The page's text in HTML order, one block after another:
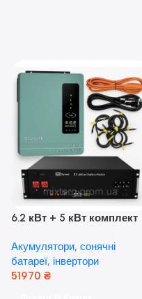
6.2 кВт + 5 кВт комплект
Гібридний інвертор Anern
та акумулятор Dyness, 50А
Акумулятори, сонячні
батареї, інвертори
51970 ₴